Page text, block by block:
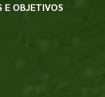
E OBJETIVOS